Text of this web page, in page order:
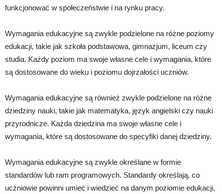
funkcjonować w społeczeństwie i na rynku pracy.
Wymagania edukacyjne są zwykle podzielone na różne poziomy
edukacji, takie jak szkoła podstawowa, gimnazjum, liceum czy
studia. Każdy poziom ma swoje własne cele i wymagania, które
są dostosowane do wieku i poziomu dojrzałości uczniów.
Wymagania edukacyjne są również zwykle podzielone na różne
dziedziny nauki, takie jak matematyka, język angielski czy nauki
przyrodnicze. Każda dziedzina ma swoje własne cele i
wymagania, które są dostosowane do specyfiki danej dziedziny.
Wymagania edukacyjne są zwykle określane w formie
standardów lub ram programowych. Standardy określają, co
uczniowie powinni umieć i wiedzieć na danym poziomie edukacji,